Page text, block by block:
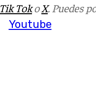
Youtube
Tik TokoX. Puedes